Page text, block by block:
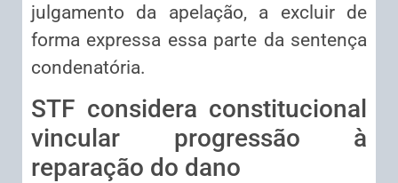
julgamento da apelação, a excluir de
forma expressa essa parte da sentença
condenatória.
STF considera constitucional
vincular progressão à
reparação do dano